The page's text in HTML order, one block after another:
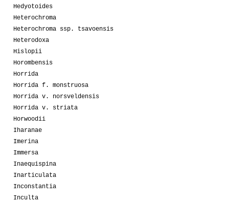
Hedyotoides
Heterochroma
Heterochroma ssp. tsavoensis
Heterodoxa
Hislopii
Horombensis
Horrida
Horrida f. monstruosa
Horrida v. norsveldensis
Horrida v. striata
Horwoodii
Iharanae
Imerina
Immersa
Inaequispina
Inarticulata
Inconstantia
Inculta